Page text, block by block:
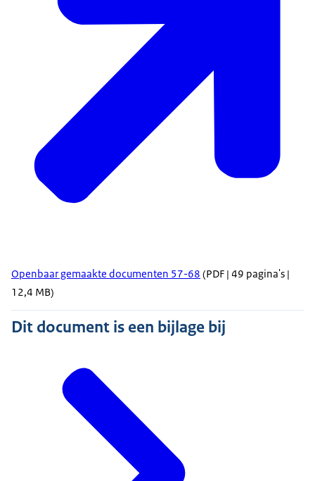
Openbaar gemaakte documenten 57-68 (PDF | 49 pagina's |
12,4 MB)
Dit document is een bijlage bij